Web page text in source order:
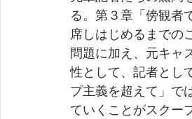
る。第３章「傍観者
席しはじめるまでの
問題に加え、元キャ
性として、記者とし
プ主義を超えて」で
ていくことがスクー